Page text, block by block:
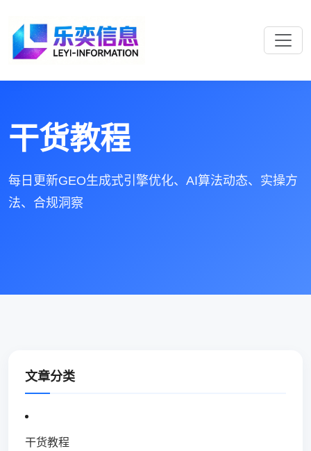
干货教程
每日更新GEO生成式引擎优化、AI算法动态、实操方
法、合规洞察
文章分类
干货教程